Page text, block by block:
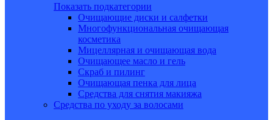
Показать подкатегории
Очищающие диски и салфетки
Многофункциональная очищающая
косметика
Мицеллярная и очищающая вода
Очищающее масло и гель
Скраб и пилинг
Очищающая пенка для лица
Средства для снятия макияжа
Средства по уходу за волосами